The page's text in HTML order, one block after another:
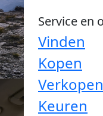
Service en
Vinden
Kopen
Verkopen
Keuren